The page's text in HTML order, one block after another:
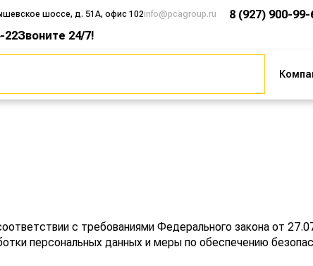
шоссе, д. 51А, офис 102info@pcagroup.ru
8 (927) 900-99-
22Звоните 24/7!
с требованиями Федерального закона от
персональных данных и меры по обеспечению